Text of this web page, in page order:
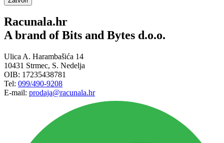
Racunala.hr
A brand of Bits and Bytes d.o.o.
Ulica A. Harambašića 14
10431 Strmec, S. Nedelja
OIB: 17235438781
Tel: 099/490-9208
E-mail: prodaja@racunala.hr